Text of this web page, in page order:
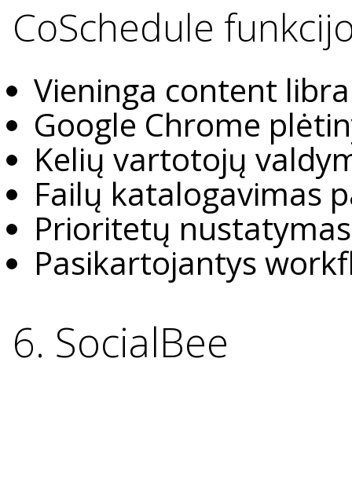
CoSchedule
Vieninga content
Google Chrome
Kelių vartotojų
Failų katalogavimas
Prioritetų
Pasikartojantys
6. SocialBee